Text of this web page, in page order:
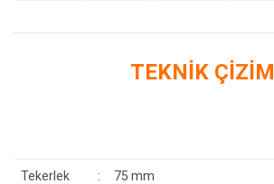
TEKNİK ÇİZİM
Tekerlek
: 75 mm